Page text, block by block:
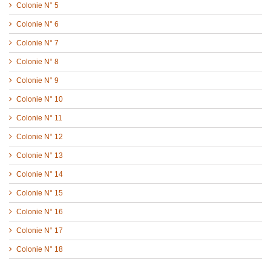
Colonie N° 5
Colonie N° 6
Colonie N° 7
Colonie N° 8
Colonie N° 9
Colonie N° 10
Colonie N° 11
Colonie N° 12
Colonie N° 13
Colonie N° 14
Colonie N° 15
Colonie N° 16
Colonie N° 17
Colonie N° 18